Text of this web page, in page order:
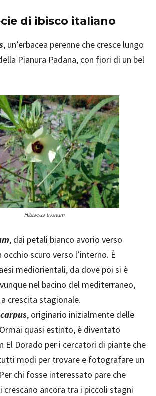
di ibisco italiano
, un’erbacea perenne che cresce lungo
Pianura Padana, con fiori di un bel
Hibiscus trionum
, dai petali bianco avorio verso
occhio scuro verso l’interno. È
mediorientali, da dove poi si è
nel bacino del mediterraneo,
crescita stagionale.
, originario inizialmente delle
quasi estinto, è diventato
El Dorado per i cercatori di piante che
modi per trovare e fotografare un
chi fosse interessato pare che
crescano ancora tra i piccoli stagni